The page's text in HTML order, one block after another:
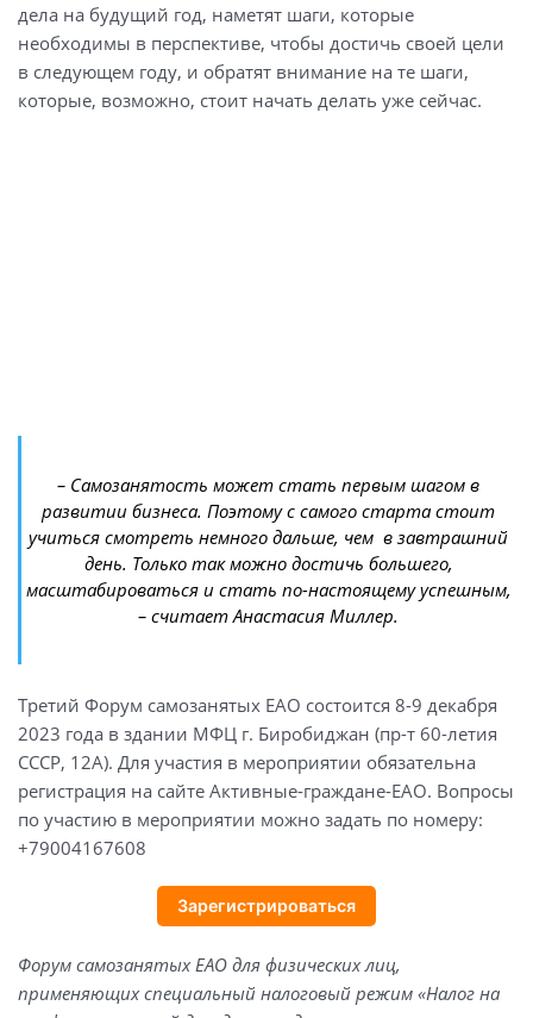
дела на будущий год, наметят шаги, которые
необходимы в перспективе, чтобы достичь своей цели
в следующем году, и обратят внимание на те шаги,
которые, возможно, стоит начать делать уже сейчас.
– Самозанятость может стать первым шагом в
развитии бизнеса. Поэтому с самого старта стоит
учиться смотреть немного дальше, чем в завтрашний
день. Только так можно достичь большего,
масштабироваться и стать по-настоящему успешным,
– считает Анастасия Миллер.
Третий Форум самозанятых ЕАО состоится 8-9 декабря
2023 года в здании МФЦ г. Биробиджан (пр-т 60-летия
СССР, 12А). Для участия в мероприятии обязательна
регистрация на сайте Активные-граждане-ЕАО. Вопросы
по участию в мероприятии можно задать по номеру:
+79004167608
Зарегистрироваться
Форум самозанятых ЕАО для физических лиц,
применяющих специальный налоговый режим «Налог на